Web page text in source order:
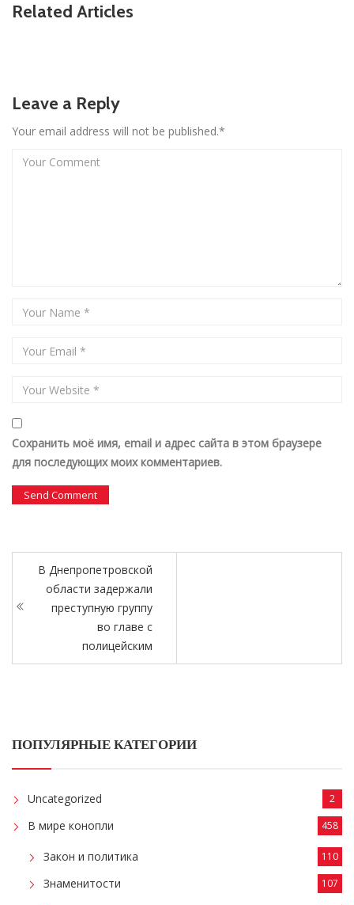
Related Articles
Leave a Reply
Your email address will not be published.*
Сохранить моё имя, email и адрес сайта в этом браузере
для последующих моих комментариев.
В Днепропетровской
области задержали
преступную группу
во главе с
полицейским
ПОПУЛЯРНЫЕ КАТЕГОРИИ
Uncategorized 2
В мире конопли 458
Закон и политика 110
Знаменитости 107